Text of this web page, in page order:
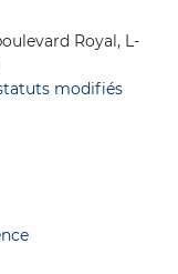
Royal, L-
modifiés